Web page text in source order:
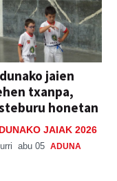
jaien
txanpa,
honetan
JAIAK 2026
abu 05 ADUNA